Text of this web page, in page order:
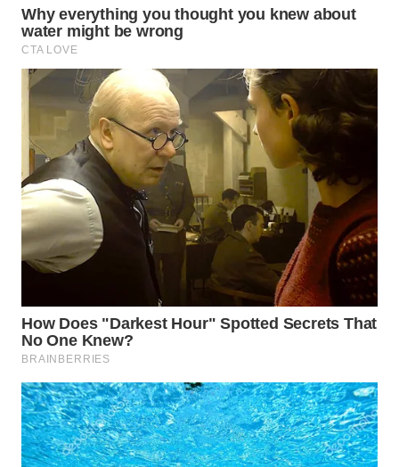
WN
CIREBON
INDRAMAYU
WN
KUNINGAN
WN
MAJALENGKA
SUBANG
WN
SUKABUMI
WN
PURWAKARTA